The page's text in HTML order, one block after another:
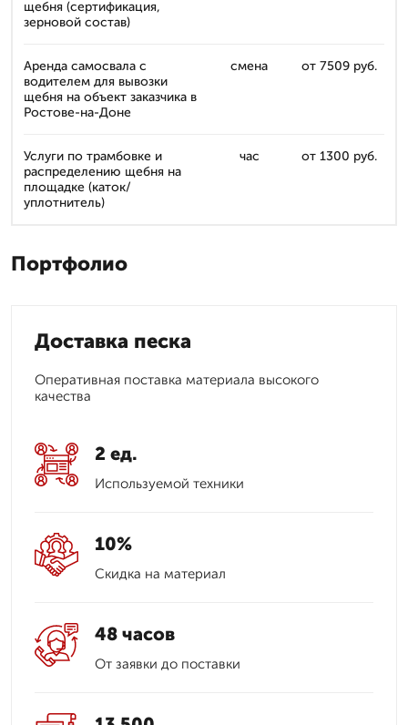
щебня (сертификация,
зерновой состав)
Аренда самосвала с
водителем для вывозки
щебня на объект заказчика в
Ростове-на-Доне
смена от 7509 руб.
Услуги по трамбовке и
распределению щебня на
площадке (каток/
уплотнитель)
час от 1300 руб.
Портфолио
Доставка песка
Оперативная поставка материала высокого
качества
2 ед.
Используемой техники
10%
Скидка на материал
48 часов
От заявки до поставки